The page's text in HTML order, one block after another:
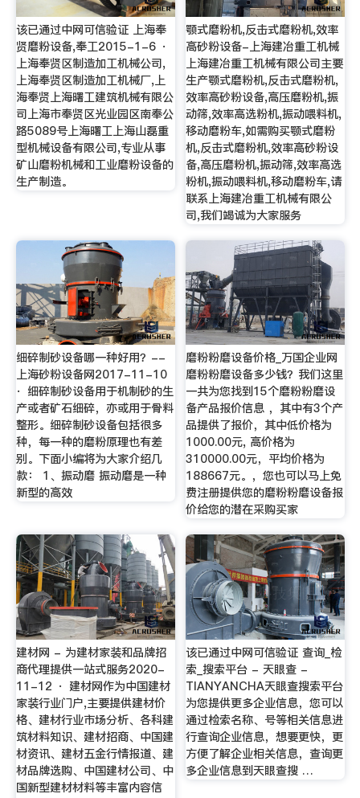
该已通过中网可信验证 上海奉
贤磨粉设备,奉工2015-1-6 ·
上海奉贤区制造加工机械公司,
上海奉贤区制造加工机械厂,上
海奉贤上海曙工建筑机械有限公
司上海市奉贤区光业园区南奉公
路5089号上海曙工上海山磊重
型机械设备有限公司,专业从事
矿山磨粉机械和工业磨粉设备的
生产制造。
颚式磨粉机,反击式磨粉机,效率
高砂粉设备-上海建冶重工机械
上海建冶重工机械有限公司主要
生产颚式磨粉机,反击式磨粉机,
效率高砂粉设备,高压磨粉机,振
动筛,效率高选粉机,振动喂料机,
移动磨粉车,如需购买颚式磨粉
机,反击式磨粉机,效率高砂粉设
备,高压磨粉机,振动筛,效率高选
粉机,振动喂料机,移动磨粉车,请
联系上海建冶重工机械有限公
司,我们竭诚为大家服务
细碎制砂设备哪一种好用？--
上海砂粉设备网2017-11-10
· 细碎制砂设备用于机制砂的生
产或者矿石细碎，亦或用于骨料
整形。细碎制砂设备包括很多
种，每一种的磨粉原理也有差
别。下面小编将为大家介绍几
款： 1、振动磨 振动磨是一种
新型的高效
磨粉粉磨设备价格_万国企业网
磨粉粉磨设备多少钱？我们这里
一共为您找到15个磨粉粉磨设
备产品报价信息 ，其中有3个产
品提供了报价，其中低价格为
1000.00元, 高价格为
310000.00元，平均价格为
188667元。，您也可以马上免
费注册提供您的磨粉粉磨设备报
价给您的潜在采购买家
建材网 - 为建材家装和品牌招
商代理提供一站式服务2020-
11-12 · 建材网作为中国建材
家装行业门户,主要提供建材价
格、建材行业市场分析、各科建
筑材料知识、建材招商、中国建
材资讯、建材五金行情报道、建
材品牌选购、中国建材公司、中
国新型建材材料等丰富内容信
该已通过中网可信验证 查询_检
索_搜索平台 - 天眼查 -
TIANYANCHA天眼查搜索平台
为您提供更多企业信息，您可以
通过检索名称、号等相关信息进
行查询企业信息，想要更快，更
方便了解企业相关信息，查询更
多企业信息到天眼查搜 …